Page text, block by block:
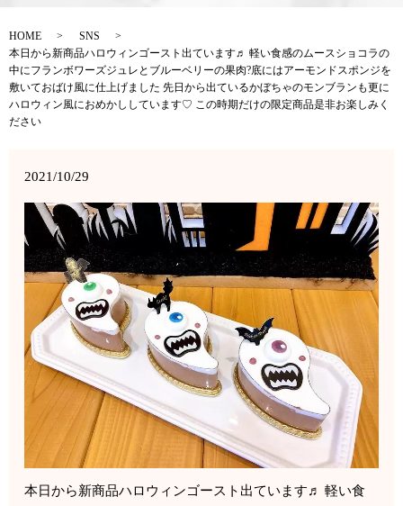
HOME
SNS
本日から新商品ハロウィンゴースト出ています♬ 軽い食感のムースショコラの
中にフランボワーズジュレとブルーベリーの果肉?底にはアーモンドスポンジを
敷いておばけ風に仕上げました 先日から出ているかぼちゃのモンブランも更に
ハロウィン風におめかししています♡ この時期だけの限定商品是非お楽しみく
ださい
2021/10/29
本日から新商品ハロウィンゴースト出ています♬ 軽い食